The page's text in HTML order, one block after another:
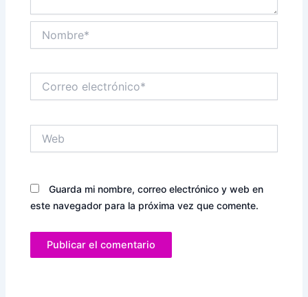
electrónico*
Guarda mi nombre, correo electrónico y web en
este navegador para la próxima vez que comente.